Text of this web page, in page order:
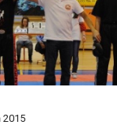
2015